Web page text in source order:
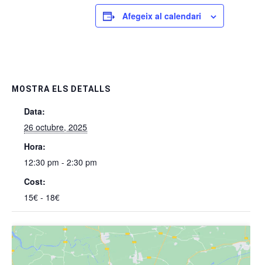
Afegeix al calendari
MOSTRA ELS DETALLS
Data:
26 octubre, 2025
Hora:
12:30 pm - 2:30 pm
Cost:
15€ - 18€